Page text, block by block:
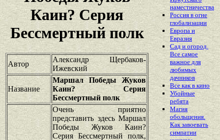
Каин? Серия
Бессмертный полк
Автор
Александр Щербаков-
Ижевский
Название
Маршал Победы Жуков
Каин? Серия
Бессмертный полк
Очень приятно
представить здесь Маршал
Победы Жуков Каин?
Серия Бессмертный полк,
наместничества
Россия в огне
глобализации
Европа и
Евразия
Сад и огород.
Все самое
важное для
любимых
дачников
Все как в кино
Убойные
ребята
Магия
обольщения.
Как завоевать
симпатии